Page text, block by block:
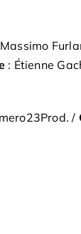
: Étienne
/